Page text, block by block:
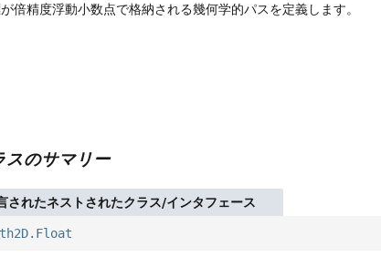
倍精度浮動小数点で格納される幾何学的パスを定義します。
スのサマリー
されたネストされたクラス/インタフェース